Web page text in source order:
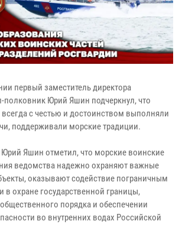
первый заместитель директора
полковник Юрий Яшин подчеркнул, что
с честью и достоинством выполняли
поддерживали морские традиции.
Яшин отметил, что морские воинские
ведомства надежно охраняют важные
оказывают содействие пограничным
охране государственной границы,
порядка и обеспечении
во внутренних водах Российской